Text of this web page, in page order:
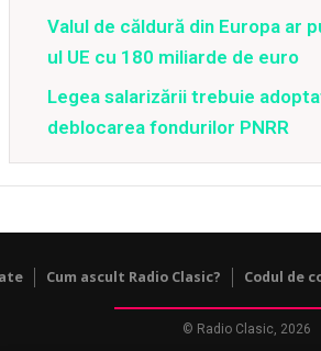
Valul de căldură din Europa ar
ul UE cu 180 miliarde de euro
Legea salarizării trebuie
deblocarea fondurilor PNRR
Cum ascult Radio Clasic? Codul de
© Radio Clasic, 2026